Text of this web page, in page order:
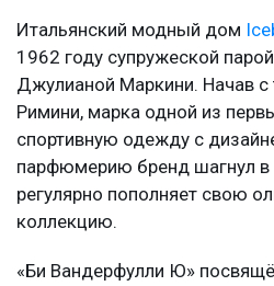
Итальянский модный дом
1962 году супружеской
Джулианой Маркини. Начав с
Римини, марка одной из
спортивную одежду с
парфюмерию бренд шагнул в
регулярно пополняет свою
коллекцию.
«Би Вандерфулли Ю»